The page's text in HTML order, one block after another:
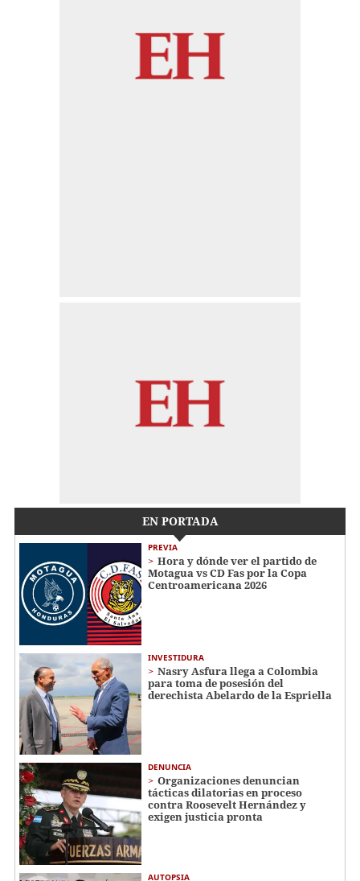
EN PORTADA
PREVIA
Hora y dónde ver el partido de
Motagua vs CD Fas por la Copa
Centroamericana 2026
INVESTIDURA
Nasry Asfura llega a Colombia
para toma de posesión del
derechista Abelardo de la Espriella
DENUNCIA
Organizaciones denuncian
tácticas dilatorias en proceso
contra Roosevelt Hernández y
exigen justicia pronta
AUTOPSIA